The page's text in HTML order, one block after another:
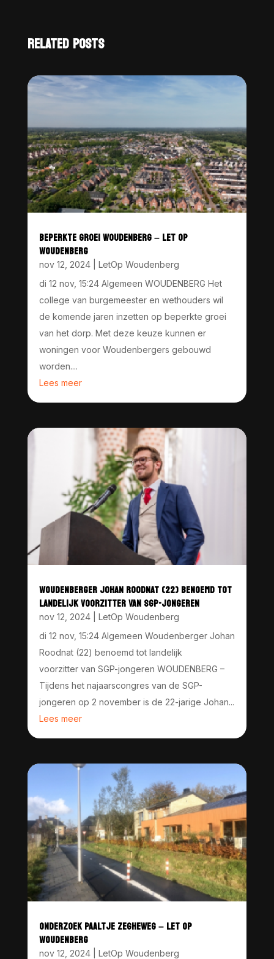
RELATED POSTS
BEPERKTE GROEI WOUDENBERG – LET OP
WOUDENBERG
nov 12, 2024| LetOp Woudenberg
di 12 nov, 15:24 Algemeen WOUDENBERG Het
college van burgemeester en wethouders wil
de komende jaren inzetten op beperkte groei
van het dorp. Met deze keuze kunnen er
woningen voor Woudenbergers gebouwd
worden....
Lees meer
WOUDENBERGER JOHAN ROODNAT (22) BENOEMD TOT
LANDELIJK VOORZITTER VAN SGP-JONGEREN
nov 12, 2024| LetOp Woudenberg
di 12 nov, 15:24 Algemeen Woudenberger Johan
Roodnat (22) benoemd tot landelijk
voorzitter van SGP-jongeren WOUDENBERG –
Tijdens het najaarscongres van de SGP-
jongeren op 2 november is de 22-jarige Johan...
Lees meer
ONDERZOEK PAALTJE ZEGHEWEG – LET OP
WOUDENBERG
nov 12, 2024| LetOp Woudenberg